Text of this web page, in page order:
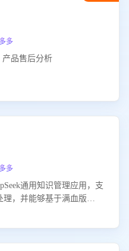
多
产品售后分析
多
通用知识管理应用，支
，并能够基于满血版
知识资源。通过该产品，